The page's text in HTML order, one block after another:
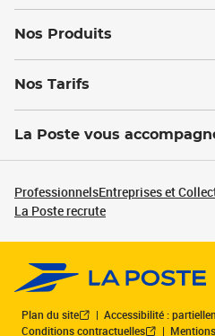
Nos Produits
Nos Tarifs
La Poste vous
ProfessionnelsEntreprises et
La Poste recrute
Plan du site
Accessibilité :
Conditions contractuelles